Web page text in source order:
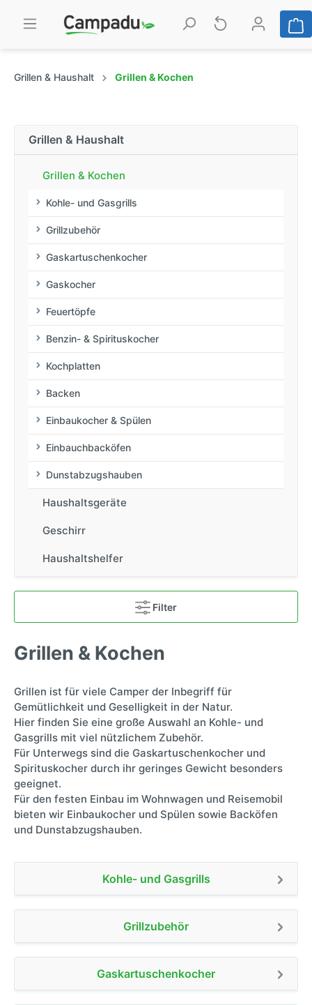
Grillen & Haushalt Grillen & Kochen
Grillen & Haushalt
Grillen & Kochen
Kohle- und Gasgrills
Grillzubehör
Gaskartuschenkocher
Gaskocher
Feuertöpfe
Benzin- & Spirituskocher
Kochplatten
Backen
Einbaukocher & Spülen
Einbauchbacköfen
Dunstabzugshauben
Haushaltsgeräte
Geschirr
Haushaltshelfer
Filter
Grillen & Kochen
Grillen ist für viele Camper der Inbegriff für
Gemütlichkeit und Geselligkeit in der Natur.
Hier finden Sie eine große Auswahl an Kohle- und
Gasgrills mit viel nützlichem Zubehör.
Für Unterwegs sind die Gaskartuschenkocher und
Spirituskocher durch ihr geringes Gewicht besonders
geeignet.
Für den festen Einbau im Wohnwagen und Reisemobil
bieten wir Einbaukocher und Spülen sowie Backöfen
und Dunstabzugshauben.
Kohle- und Gasgrills
Grillzubehör
Gaskartuschenkocher